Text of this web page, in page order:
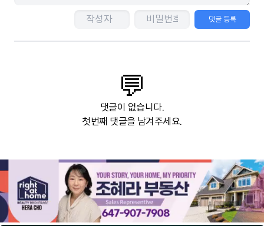
댓글 등록
💬
댓글이 없습니다.
첫번째 댓글을 남겨주세요.